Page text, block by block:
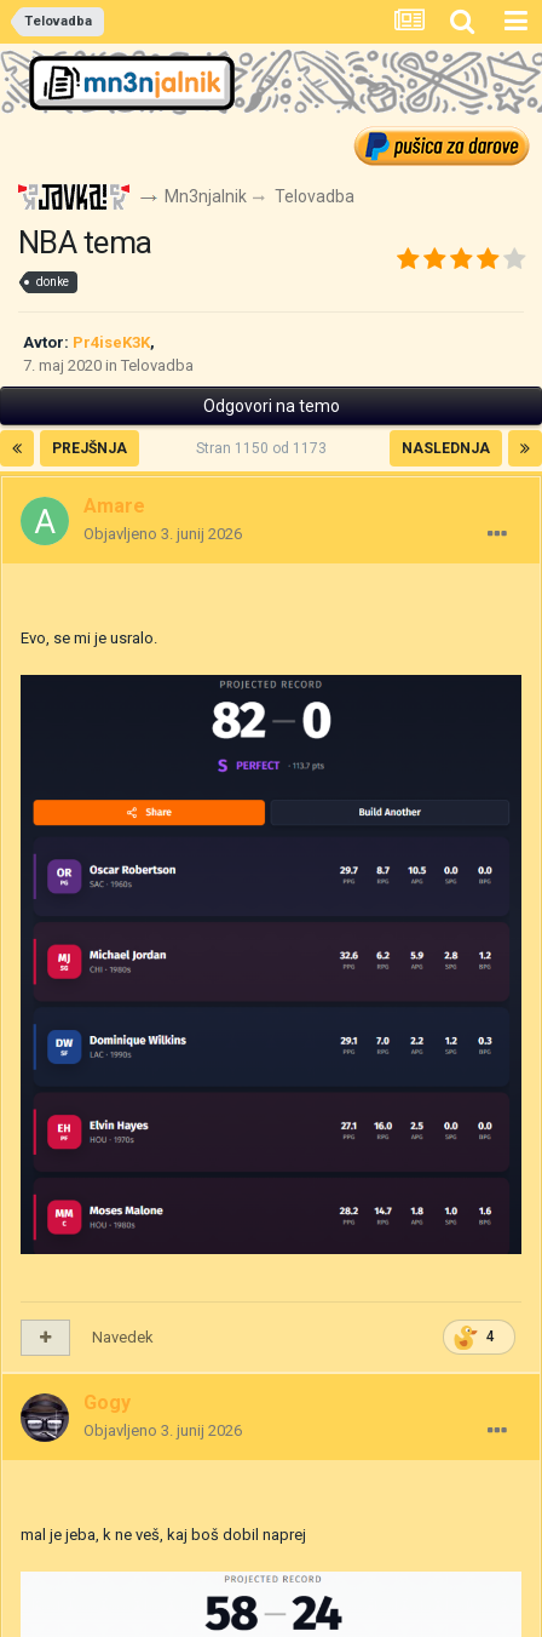
Telovadba
Mn3njalnik Telovadba
NBA tema
donke
Avtor: Pr4iseK3K,
7. maj 2020 in Telovadba
Odgovori na temo
PREJŠNJA NASLEDNJA
Stran 1150 od 1173
Amare
Objavljeno 3. junij 2026
Evo, se mi je usralo.
4
Navedek
Gogy
Objavljeno 3. junij 2026
mal je jeba, k ne veš, kaj boš dobil naprej